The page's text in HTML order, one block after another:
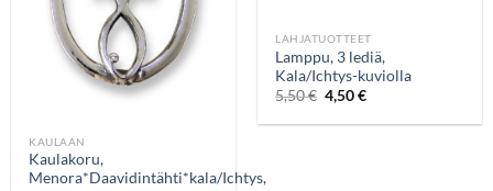
KAULAAN
Kaulakoru,
Menora*Daavidintähti*kala/Ichtys,
LAHJATUOTTEET
Lamppu, 3 lediä,
Kala/Ichtys-kuviolla
5,50€ 4,50€